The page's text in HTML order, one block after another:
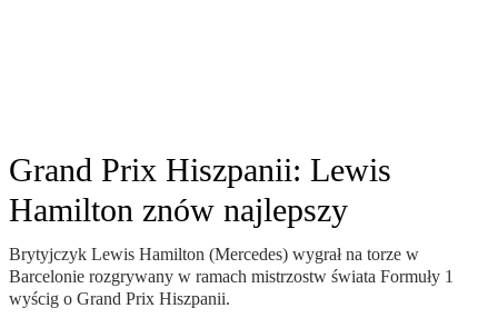
Grand Prix Hiszpanii: Lewis
Hamilton znów najlepszy
Brytyjczyk Lewis Hamilton (Mercedes) wygrał na torze w
Barcelonie rozgrywany w ramach mistrzostw świata Formuły 1
wyścig o Grand Prix Hiszpanii.